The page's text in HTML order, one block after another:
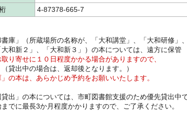
4-87378-665-7
庫」（所蔵場所の名称が、「大和講堂」、「大和研修」、
大和新２」、「大和新３」）の本については、遠方に保管
取り寄せに１０日程度かかる場合がありますので、
（貸出中の場合は、返却後となります。）
」の本は、あらかじめ予約をお願いいたします。
出」の本については、市町図書館支援のため優先貸出中で
でに最長3か月程度かかりますので、ご了承ください。